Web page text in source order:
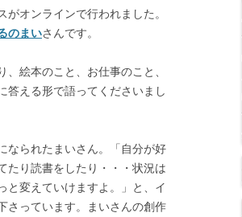
オンラインで行われました。
のまいさんです。
絵本のこと、お仕事のこと、
答える形で語ってくださいまし
なられたまいさん。「自分が好
たり読書をしたり・・・状況は
と変えていけますよ。」と、イ
さっています。まいさんの創作